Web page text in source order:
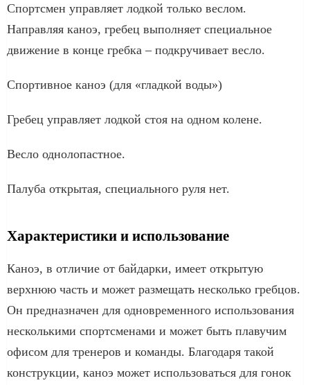
Спортсмен управляет лодкой только веслом.
Направляя каноэ, гребец выполняет специальное
движение в конце гребка – подкручивает весло.
Спортивное каноэ (для «гладкой воды»)
Гребец управляет лодкой стоя на одном колене.
Весло однолопастное.
Палуба открытая, специального руля нет.
Характеристики и использование
Каноэ, в отличие от байдарки, имеет открытую
верхнюю часть и может размещать несколько гребцов.
Он предназначен для одновременного использования
несколькими спортсменами и может быть плавучим
офисом для тренеров и команды. Благодаря такой
конструкции, каноэ может использоваться для гонок